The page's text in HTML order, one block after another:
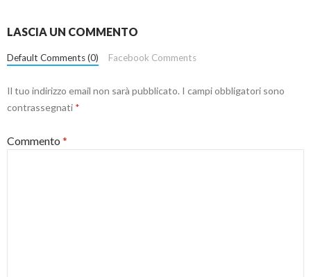
LASCIA UN COMMENTO
Default Comments (0) Facebook Comments
Il tuo indirizzo email non sarà pubblicato. I campi obbligatori sono
contrassegnati *
Commento *